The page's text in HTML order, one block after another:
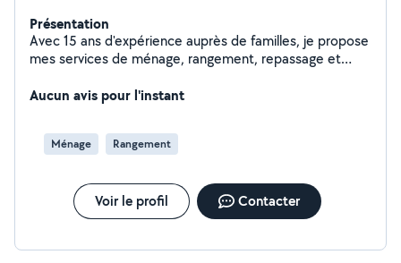
Présentation
Avec 15 ans d'expérience auprès de familles, je propose
mes services de ménage, rangement, repassage et
et de confiance, je prends soin de votre intérieur avec
des prestations ponctuelles ou régulières. Je reste
flexible concernant les horaires d'intervention
Aucun avis pour l'instant
Ménage Rangement
Voir le profil Contacter